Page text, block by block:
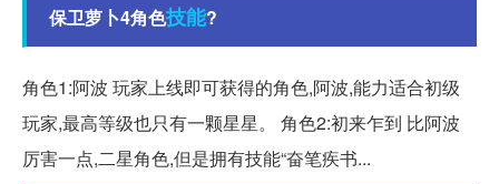
保卫萝卜4角色技能?
角色1:阿波 玩家上线即可获得的角色,阿波,能力适合初级
玩家,最高等级也只有一颗星星。 角色2:初来乍到 比阿波
厉害一点,二星角色,但是拥有技能“奋笔疾书...